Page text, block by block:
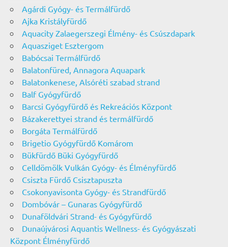
Agárdi Gyógy- és Termálfürdő
Ajka Kristályfürdő
Aquacity Zalaegerszegi Élmény- és Csúszdapark
Aquasziget Esztergom
Babócsai Termálfürdő
Balatonfüred, Annagora Aquapark
Balatonkenese, Alsóréti szabad strand
Balf Gyógyfürdő
Barcsi Gyógyfürdő és Rekreációs Központ
Bázakerettyei strand és termálfürdő
Borgáta Termálfürdő
Brigetio Gyógyfürdő Komárom
Bükfürdő Büki Gyógyfürdő
Celldömölk Vulkán Gyógy- és Élményfürdő
Csiszta Fürdő Csisztapuszta
Csokonyavisonta Gyógy- és Strandfürdő
Dombóvár – Gunaras Gyógyfürdő
Dunaföldvári Strand- és Gyógyfürdő
Dunaújvárosi Aquantis Wellness- és Gyógyászati
Központ Élményfürdő